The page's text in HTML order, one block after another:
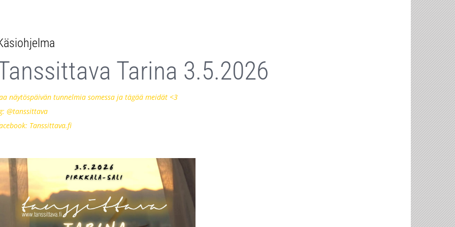
Tarina 3.5.2026
näytöspäivän tunnelmia somessa ja tägää meidät <3
@tanssittava
Tanssittava.fi